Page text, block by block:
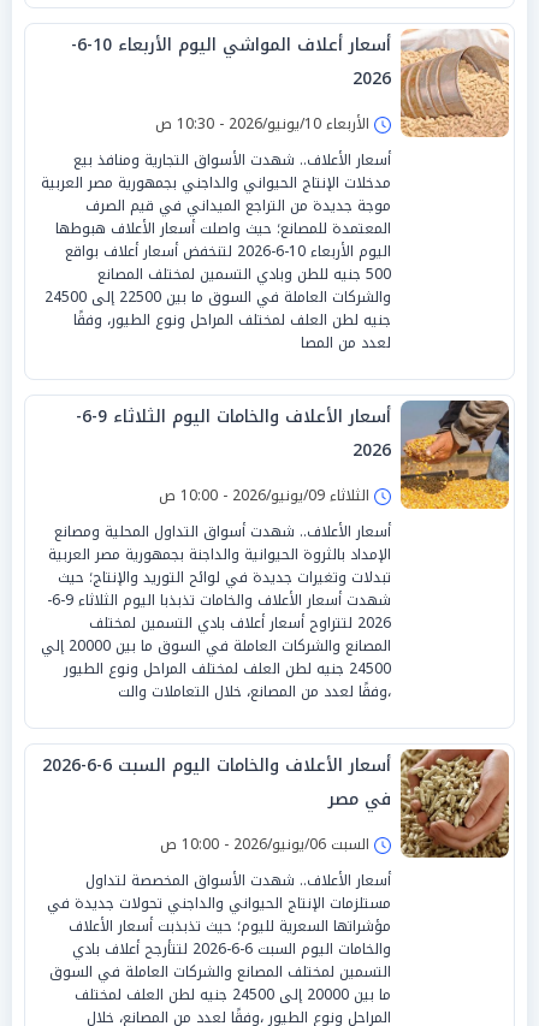
أسعار أعلاف المواشي اليوم الأربعاء 10-6-
2026
الأربعاء 10/يونيو/2026 - 10:30 ص
أسعار الأعلاف.. شهدت الأسواق التجارية ومنافذ بيع
مدخلات الإنتاج الحيواني والداجني بجمهورية مصر العربية
موجة جديدة من التراجع الميداني في قيم الصرف
المعتمدة للمصانع؛ حيث واصلت أسعار الأعلاف هبوطها
اليوم الأربعاء 10-6-2026 لتنخفض أسعار أعلاف بواقع
500 جنيه للطن وبادي التسمين لمختلف المصانع
والشركات العاملة في السوق ما بين 22500 إلى 24500
جنيه لطن العلف لمختلف المراحل ونوع الطيور، وفقًا
لعدد من المصا
أسعار الأعلاف والخامات اليوم الثلاثاء 9-6-
2026
الثلاثاء 09/يونيو/2026 - 10:00 ص
أسعار الأعلاف.. شهدت أسواق التداول المحلية ومصانع
الإمداد بالثروة الحيوانية والداجنة بجمهورية مصر العربية
تبدلات وتغيرات جديدة في لوائح التوريد والإنتاج؛ حيث
شهدت أسعار الأعلاف والخامات تذبذبا اليوم الثلاثاء 9-6-
2026 لتتراوح أسعار أعلاف بادي التسمين لمختلف
المصانع والشركات العاملة في السوق ما بين 20000 إلي
24500 جنيه لطن العلف لمختلف المراحل ونوع الطيور
،وفقًا لعدد من المصانع، خلال التعاملات والت
أسعار الأعلاف والخامات اليوم السبت 6-6-2026
في مصر
السبت 06/يونيو/2026 - 10:00 ص
أسعار الأعلاف.. شهدت الأسواق المخصصة لتداول
مستلزمات الإنتاج الحيواني والداجني تحولات جديدة في
مؤشراتها السعرية لليوم؛ حيث تذبذبت أسعار الأعلاف
والخامات اليوم السبت 6-6-2026 لتتأرجح أعلاف بادي
التسمين لمختلف المصانع والشركات العاملة في السوق
ما بين 20000 إلى 24500 جنيه لطن العلف لمختلف
المراحل ونوع الطيور ،وفقًا لعدد من المصانع، خلال